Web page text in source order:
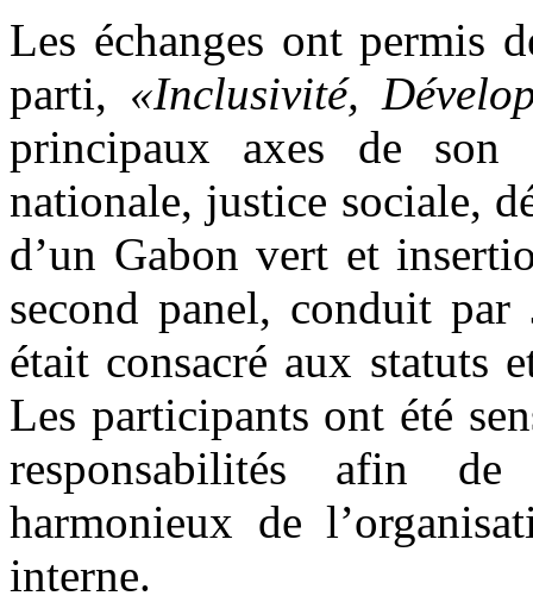
Les échanges ont permis
parti, «Inclusivité,
principaux axes de son
nationale, justice sociale,
d’un Gabon vert et
second panel, conduit par
était consacré aux statuts
Les participants ont été
responsabilités afin
harmonieux de
interne.